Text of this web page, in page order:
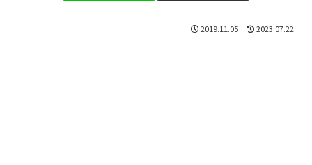
2019.11.05 2023.07.22